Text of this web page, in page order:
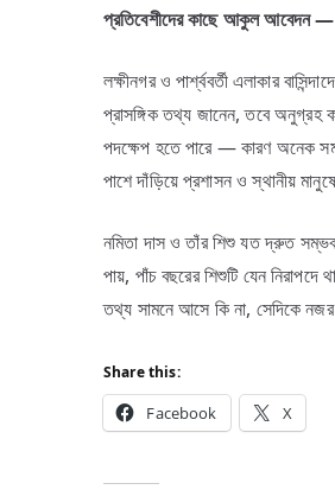
প্রতিবেশীদেরকাছেআকুলআবেদন
লক্ষীনগর ও পার্শ্ববর্তী এলাকার
প্রাসঙ্গিক তথ্য জানেন, তবে অনুগ্রহ
পদক্ষেপ হতে পারে — কারণ অনেক
পাশে দাঁড়িয়ে প্রশাসন ও স্থানীয়
নমিতা দাস ও তাঁর শিশু যত দ্রুত
পায়, পাঁচ বছরের শিশুটি যেন
তথ্য সামনে আসে কি না, সেদিকে নজর
Share this:
Facebook X